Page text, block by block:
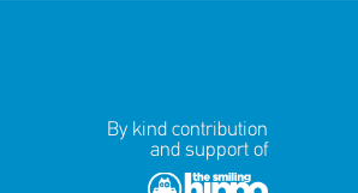
By kind contribution
and support of